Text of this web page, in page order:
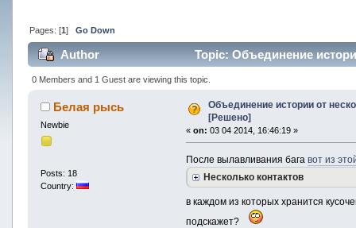
Pages: [1] Go Down
Author Topic: Объединение
0 Members and 1 Guest are viewing this topic.
Белая рысь
Newbie
Posts: 18
Country:
Объединение истории от
[Решено]
«on: 03 04 2014, 16:46:19 »
После вылавливания багавот из
Несколько контактов
в каждом из которых хранится
подскажет?